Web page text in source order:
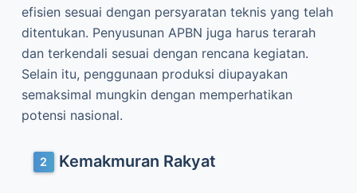
efisien sesuai dengan persyaratan teknis yang telah
ditentukan. Penyusunan APBN juga harus terarah
dan terkendali sesuai dengan rencana kegiatan.
Selain itu, penggunaan produksi diupayakan
semaksimal mungkin dengan memperhatikan
potensi nasional.
Kemakmuran Rakyat